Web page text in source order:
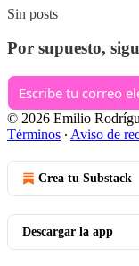
Sin posts
Por supuesto,
© 2026 Emilio
Términos ∙ Aviso de
Crea tu Substack
Descargar la app